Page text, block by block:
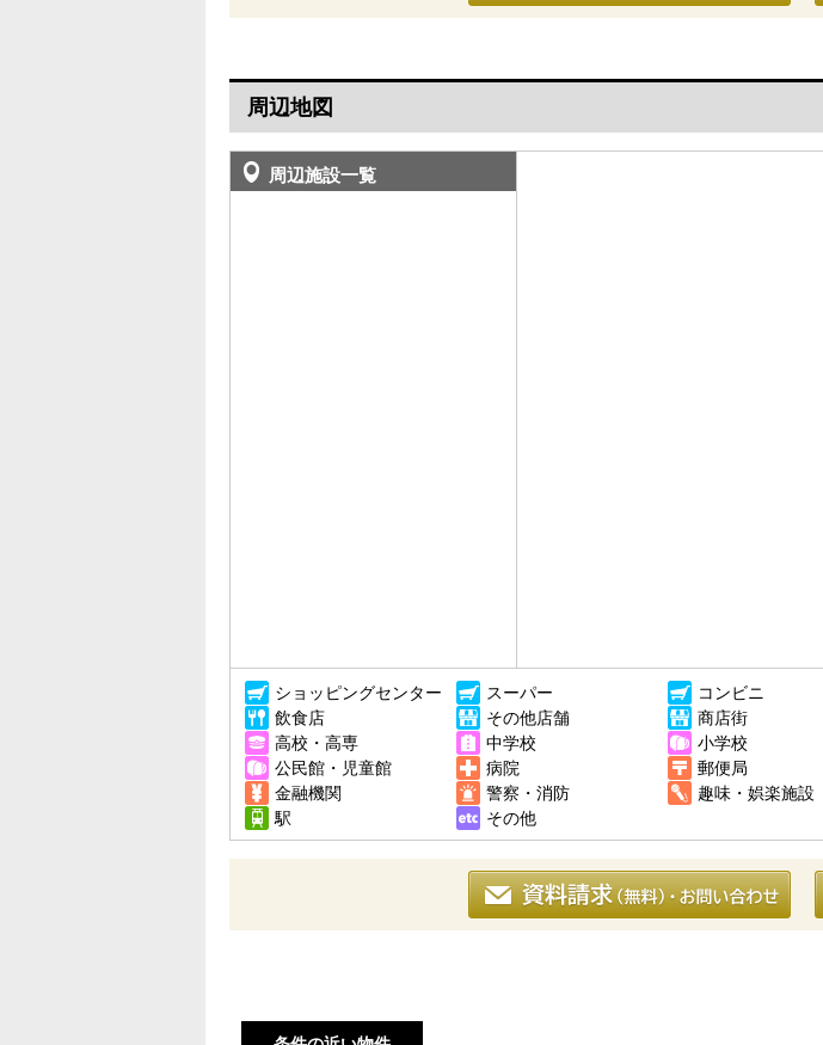
周辺地図
周辺施設一覧
ショッピングセンター スーパー コンビニ
飲食店
その他店舗 商店街
高校・高専
中学校 小学校
公民館・児童館
病院 郵便局
金融機関
警察・消防 趣味・娯楽施設
駅
その他